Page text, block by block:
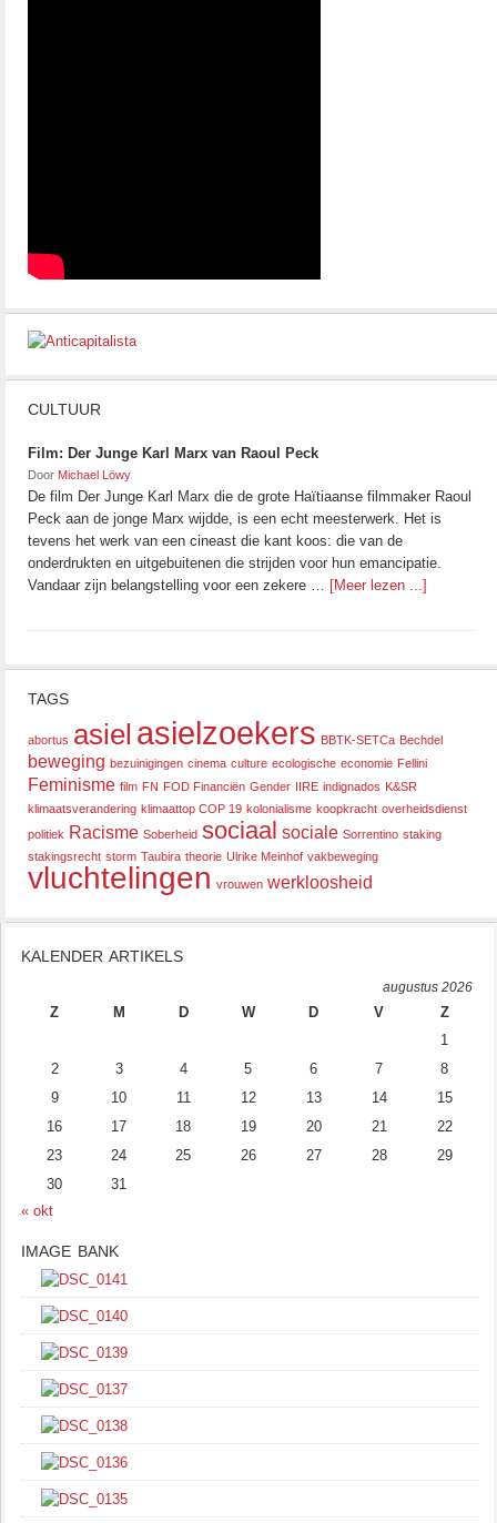
CULTUUR
Film: Der Junge Karl Marx van Raoul Peck
Door Michael Löwy
De film Der Junge Karl Marx die de grote Haïtiaanse filmmaker Raoul
Peck aan de jonge Marx wijdde, is een echt meesterwerk. Het is
tevens het werk van een cineast die kant koos: die van de
onderdrukten en uitgebuitenen die strijden voor hun emancipatie.
Vandaar zijn belangstelling voor een zekere … [Meer lezen ...]
TAGS
abortus asiel asielzoekers BBTK-SETCa Bechdel
beweging bezuinigingen cinema culture ecologische economie Fellini
Feminisme film FN FOD Financiën Gender IIRE indignados K&SR
klimaatsverandering klimaattop COP 19 kolonialisme koopkracht overheidsdienst
politiek Racisme Soberheid sociaal sociale Sorrentino staking
stakingsrecht storm Taubira theorie Ulrike Meinhof vakbeweging
vluchtelingen vrouwen werkloosheid
KALENDER ARTIKELS
augustus 2026
Z M D W D V
Z
1
2
3 4 5 6 7
8
9
10 11 12 13 14
15
16
17 18 19 20 21
22
23
24 25 26 27 28
29
30
31
« okt
IMAGE BANK